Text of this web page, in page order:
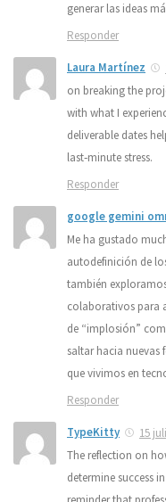
generar las ideas
Responder
Laura Martínez
on breaking the
with what I
deliverable dates
last‑minute stress.
Responder
google gemini
Me ha gustado
autodefinición de
también
colaborativos para
de “implosión”
saltar hacia nuevas
que vivimos en
Responder
TypeKitty
15
The reflection on
determine success